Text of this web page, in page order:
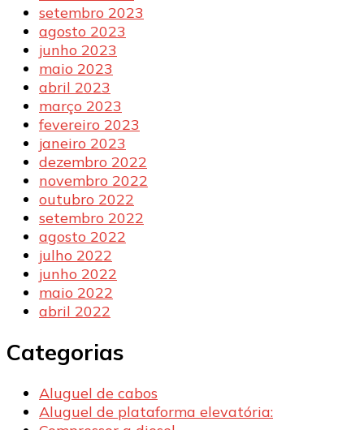
setembro 2023
agosto 2023
junho 2023
maio 2023
abril 2023
março 2023
fevereiro 2023
janeiro 2023
dezembro 2022
novembro 2022
outubro 2022
setembro 2022
agosto 2022
julho 2022
junho 2022
maio 2022
abril 2022
Categorias
Aluguel de cabos
Aluguel de plataforma elevatória: